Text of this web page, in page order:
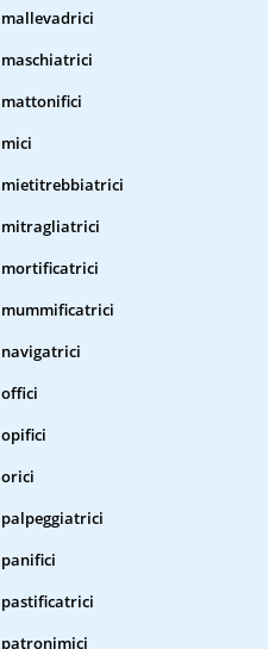
mallevadrici
maschiatrici
mattonifici
mici
mietitrebbiatrici
mitragliatrici
mortificatrici
mummificatrici
navigatrici
offici
opifici
orici
palpeggiatrici
panifici
pastificatrici
patronimici